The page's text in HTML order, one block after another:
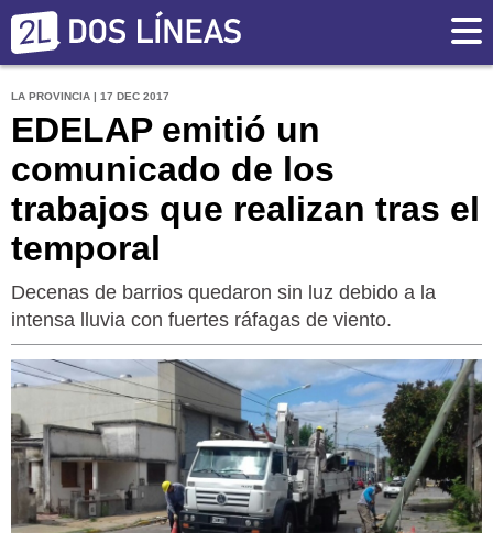
LA PROVINCIA | 17 DEC 2017
EDELAP emitió un
comunicado de los
trabajos que realizan tras el
temporal
Decenas de barrios quedaron sin luz debido a la
intensa lluvia con fuertes ráfagas de viento.